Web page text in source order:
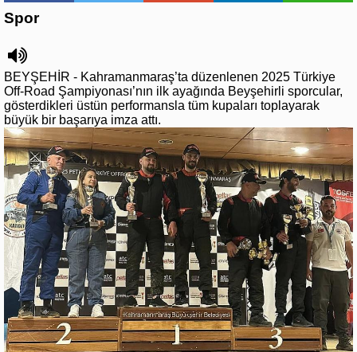
Spor
BEYŞEHİR - Kahramanmaraş’ta düzenlenen 2025 Türkiye
Off-Road Şampiyonası’nın ilk ayağında Beyşehirli sporcular,
gösterdikleri üstün performansla tüm kupaları toplayarak
büyük bir başarıya imza attı.